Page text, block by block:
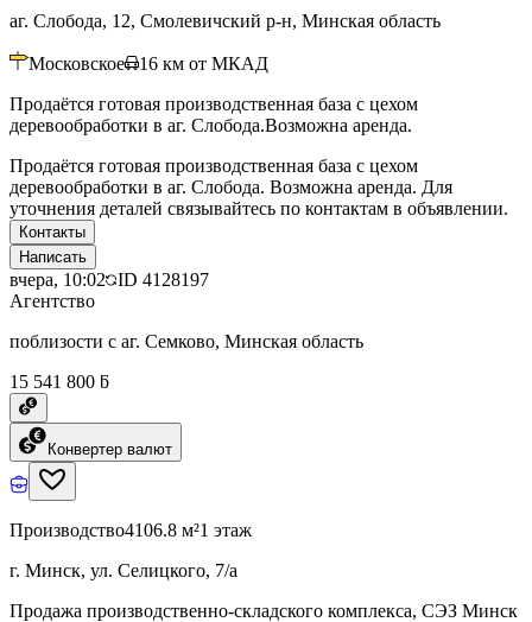
аг. Слобода, 12, Смолевичский р-н, Минская область
Московское 16 км от МКАД
Продаётся готовая производственная база с цехом
деревообработки в аг. Слобода.Возможна аренда.
Продаётся готовая производственная база с цехом
деревообработки в аг. Слобода. Возможна аренда. Для
уточнения деталей связывайтесь по контактам в объявлении.
Контакты
Написать
вчера, 10:02 ID 4128197
Агентство
поблизости с аг. Семково, Минская область
15 541 800 ƃ
Конвертер валют
Производство4106.8 м²1 этаж
г. Минск, ул. Селицкого, 7/а
Продажа производственно-складского комплекса, СЭЗ Минск